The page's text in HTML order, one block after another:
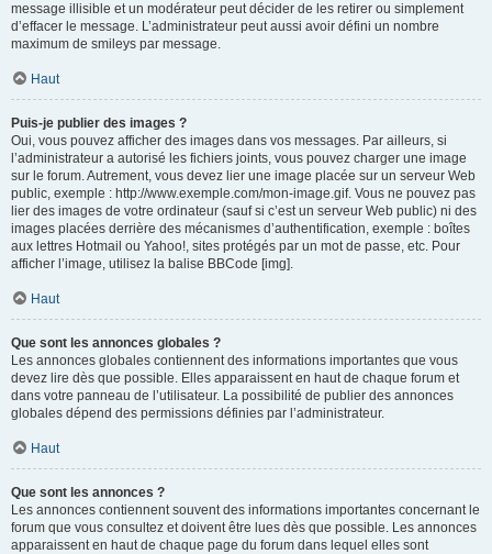
message illisible et un modérateur peut décider de les retirer ou simplement
d’effacer le message. L’administrateur peut aussi avoir défini un nombre
maximum de smileys par message.
Haut
Puis-je publier des images ?
Oui, vous pouvez afficher des images dans vos messages. Par ailleurs, si
l’administrateur a autorisé les fichiers joints, vous pouvez charger une image
sur le forum. Autrement, vous devez lier une image placée sur un serveur Web
public, exemple : http://www.exemple.com/mon-image.gif. Vous ne pouvez pas
lier des images de votre ordinateur (sauf si c’est un serveur Web public) ni des
images placées derrière des mécanismes d’authentification, exemple : boîtes
aux lettres Hotmail ou Yahoo!, sites protégés par un mot de passe, etc. Pour
afficher l’image, utilisez la balise BBCode [img].
Haut
Que sont les annonces globales ?
Les annonces globales contiennent des informations importantes que vous
devez lire dès que possible. Elles apparaissent en haut de chaque forum et
dans votre panneau de l’utilisateur. La possibilité de publier des annonces
globales dépend des permissions définies par l’administrateur.
Haut
Que sont les annonces ?
Les annonces contiennent souvent des informations importantes concernant le
forum que vous consultez et doivent être lues dès que possible. Les annonces
apparaissent en haut de chaque page du forum dans lequel elles sont